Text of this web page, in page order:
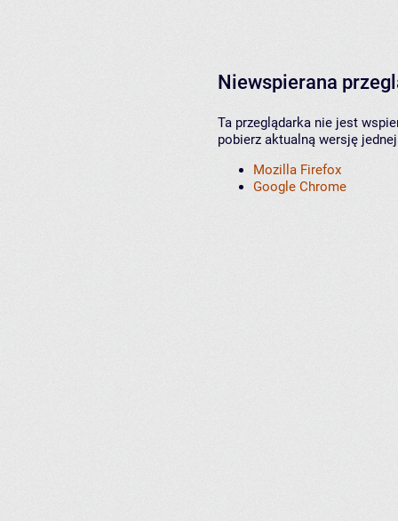
Niewspierana
Ta przeglądarka nie jest
pobierz aktualną wersję
Mozilla Firefox
Google Chrome